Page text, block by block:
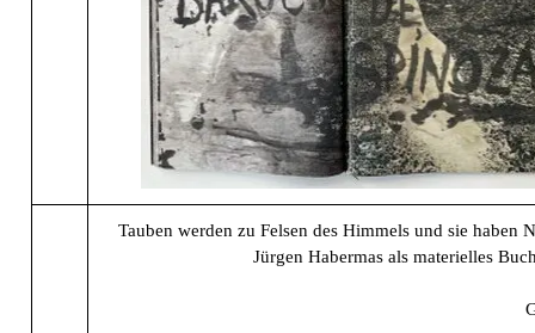
Tauben werden zu Felsen des Himmels und sie
Jürgen Habermas als materielles